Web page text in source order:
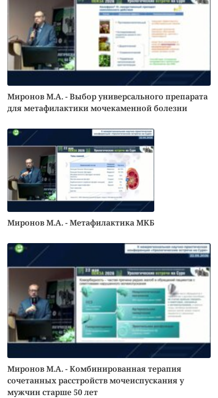
Миронов М.А. - Выбор универсального препарата
для метафилактики мочекаменной болезни
Миронов М.А. - Метафилактика МКБ
Миронов М.А. - Комбинированная терапия
сочетанных расстройств мочеиспускания у
мужчин старше 50 лет